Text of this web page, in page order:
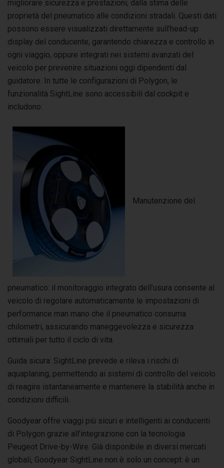
migliorare sicurezza e prestazioni, dalla stima delle
proprietà del pneumatico alle condizioni stradali. Questi dati
possono essere visualizzati direttamente sull’head-up
display del conducente, garantendo chiarezza e controllo in
ogni viaggio, oppure integrati nei sistemi avanzati del
veicolo per prevenire situazioni oggi dipendenti dal
guidatore. In tutte le configurazioni di Polygon, le
funzionalità SightLine sono accessibili dal cockpit e
includono:
Manutenzione del
pneumatico: il monitoraggio integrato dell’usura consente al
veicolo di regolare automaticamente le impostazioni di
performance man mano che il pneumatico consuma
chilometri, assicurando maneggevolezza e sicurezza
ottimali per tutto il ciclo di vita.
Guida sicura: SightLine prevede e rileva i rischi di
aquaplaning, permettendo ai sistemi di controllo del veicolo
di reagire istantaneamente e mantenere la stabilità anche in
condizioni difficili.
Goodyear offre viaggi più sicuri e intelligenti ai conducenti
di Polygon grazie all’integrazione con la tecnologia
Peugeot Drive-by-Wire. Già disponibile in diversi mercati
globali, Goodyear SightLine non è solo un concept: è un